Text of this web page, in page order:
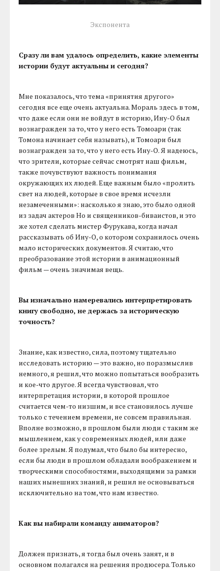
Экспонента
Сразу ли вам удалось определить, какие элементы
истории будут актуальны и сегодня?
Мне показалось, что тема «принятия другого»
сегодня все еще очень актуальна. Мораль здесь в том,
что даже если они не войдут в историю, Ину-О был
вознагражден за то, что у него есть Томоари (так
Томона начинает себя называть), и Томоари был
вознагражден за то, что у него есть Ину-О. Я надеюсь,
что зрители, которые сейчас смотрят наш фильм,
также почувствуют важность понимания
окружающих их людей. Еще важным было «пролить
свет на людей, которые в свое время исчезли
незамеченными»: насколько я знаю, это было одной
из задач актеров Но и священников-биваистов, и это
же хотел сделать мистер Фурукава, когда начал
рассказывать об Ину-О, о котором сохранилось очень
мало исторических документов. Я считаю, что
преобразование этой истории в анимационный
фильм — очень значимая вещь.
Вы изначально намеревались интерпретировать
книгу свободно, не держась за историческую
точность?
Знание, как известно, сила, поэтому тщательно
исследовать историю — это важно, но поразмыслив
немного, я решил, что можно попытаться вообразить
и кое-что другое. Я всегда чувствовал, что
интерпретация истории, в которой прошлое
считается чем-то низшим, и все становилось лучше
только с течением времени, не совсем правильная.
Вполне возможно, в прошлом были люди с таким же
мышлением, как у современных людей, или даже
более зрелым. Я подумал, что было бы интересно,
если бы люди в прошлом обладали воображением и
творческими способностями, выходящими за рамки
наших нынешних знаний, и решил не основываться
исключительно на том, что нам известно.
Как вы набирали команду аниматоров?
Должен признать, я тогда был очень занят, и в
основном полагался на решения продюсера. Только